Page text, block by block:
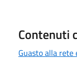
Contenuti
Guasto alla